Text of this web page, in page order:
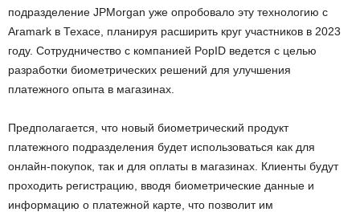
подразделение JPMorgan уже опробовало эту технологию с
Aramark в Техасе, планируя расширить круг участников в 2023
году. Сотрудничество с компанией PopID ведется с целью
разработки биометрических решений для улучшения
платежного опыта в магазинах.
Предполагается, что новый биометрический продукт
платежного подразделения будет использоваться как для
онлайн-покупок, так и для оплаты в магазинах. Клиенты будут
проходить регистрацию, вводя биометрические данные и
информацию о платежной карте, что позволит им